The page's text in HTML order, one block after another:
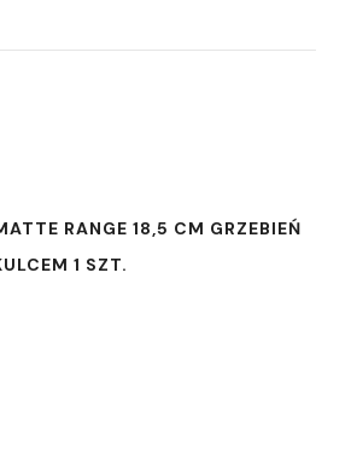
RANGE 18,5 CM GRZEBIEŃ
1 SZT.